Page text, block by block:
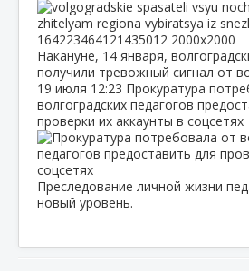
Накануне, 14 января,
получили тревожный сигнал от
19 июля 12:23 Прокуратура
волгоградских педагогов
проверки их аккаунты в соцсетях
Преследование личной жизни
новый уровень.